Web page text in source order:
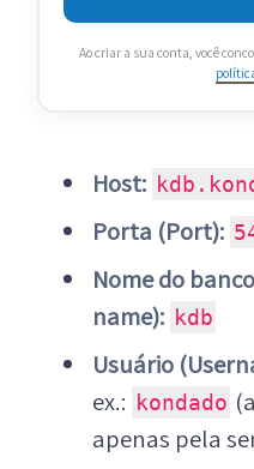
Ao criar a sua conta, você
Host:
Porta (Port):
Nome do
name): kdb
Usuário
ex.: kondado
apenas pela